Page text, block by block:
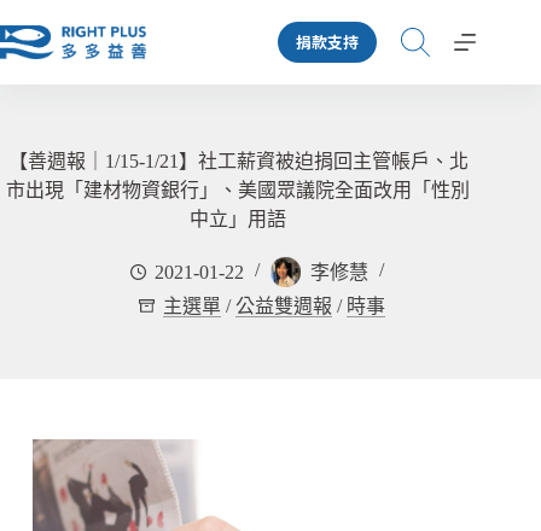
至
捐款支持
【善週報｜1/15-1/21】社工薪資被迫捐回主管帳戶、北
市出現「建材物資銀行」、美國眾議院全面改用「性別
中立」用語
2021-01-22
李修慧
主選單 /公益雙週報 / 時事